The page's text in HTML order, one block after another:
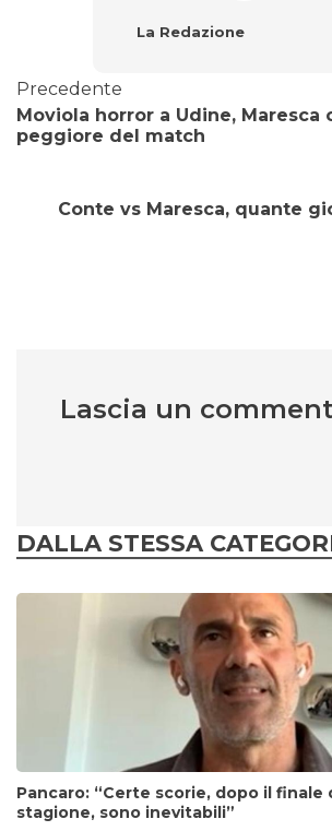
La Redazione
Precedente
Moviola horror a Udine, Maresca
peggiore del match
Conte vs Maresca, quante
Lascia un
DALLA STESSA
Pancaro: “Certe scorie, dopo il finale
stagione, sono inevitabili”